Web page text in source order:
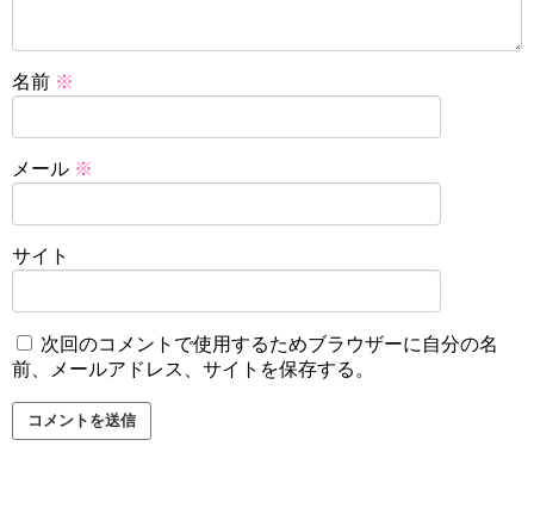
名前 ※
メール ※
サイト
次回のコメントで使用するためブラウザーに自分の名
前、メールアドレス、サイトを保存する。